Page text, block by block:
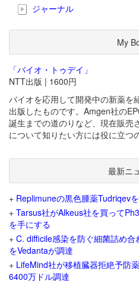
ジャーナル
My
「バイオ・トゥデイ」
NTT出版 | 1600円
バイオを応用して開発中の新薬を
出版したものです。Amgen社の
誕生までの道のりなど、現在販売
について知りたい方には役に立つ
最新ニ
+ Replimuneの黒色腫薬Tudriqev
+ Tarsus社がAlkeus社を買って
を手にする
+ C. difficile感染を防ぐ細菌詰め
をVedantaが調達
+ LifeMind社が移植臓器拒絶予防
6400万ドル調達